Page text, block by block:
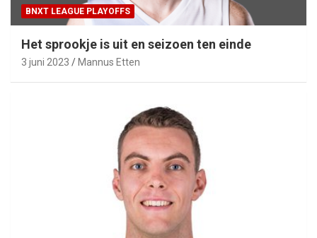
BNXT LEAGUE PLAYOFFS
Het sprookje is uit en seizoen ten einde
3 juni 2023 Mannus Etten